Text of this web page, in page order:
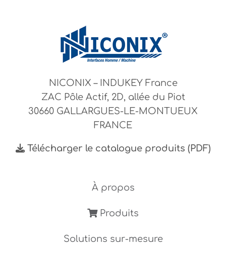
NICONIX – INDUKEY France
ZAC Pôle Actif, 2D, allée du Piot
30660 GALLARGUES-LE-MONTUEUX
FRANCE
Télécharger le catalogue produits (PDF)
À propos
Produits
Solutions sur-mesure